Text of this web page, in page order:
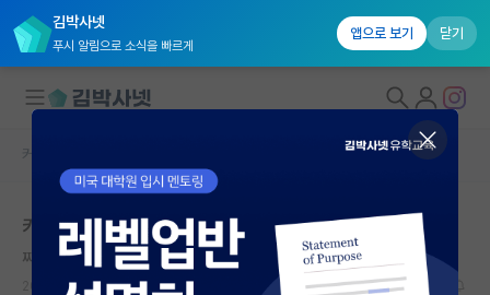
김박사넷
푸시 알림으로 소식을 빠르게
앱으로 보기 닫기
대학원생 모집
국내대학원 정보
연구실&오픈랩
커뮤니티 홈
카이스트 경공
찌질한 아이작 뉴턴
2025.05.26 4 1106